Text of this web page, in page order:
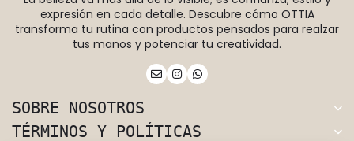
expresión en cada detalle. Descubre cómo OTTIA
transforma tu rutina con productos pensados para realzar
tus manos y potenciar tu creatividad.
SOBRE NOSOTROS
TÉRMINOS Y POLÍTICAS